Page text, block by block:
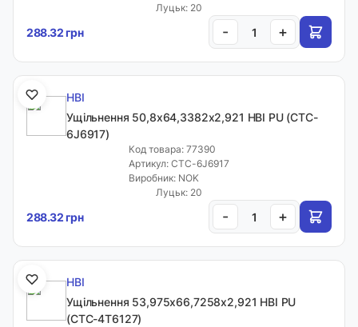
Луцьк: 20
288.32 грн - +
HBI
Ущільнення 50,8х64,3382х2,921 HBI PU (CTC-
6J6917)
Код товара: 77390
Артикул: CTC-6J6917
Виробник: NOK
Луцьк: 20
288.32 грн - +
HBI
Ущільнення 53,975х66,7258х2,921 HBI PU
(CTC-4T6127)